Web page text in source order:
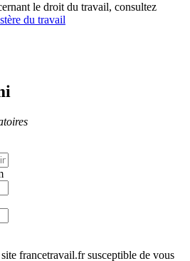
le droit du travail, consultez
du travail
francetravail.fr susceptible de vous